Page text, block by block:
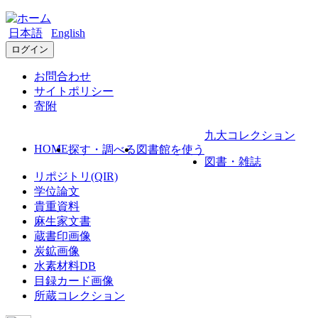
日本語 English
ログイン
お問合わせ
サイトポリシー
寄附
HOME探す・調べる 図書館を使う
九大コレクション
図書・雑誌
リポジトリ(QIR)
学位論文
貴重資料
麻生家文書
蔵書印画像
炭鉱画像
水素材料DB
目録カード画像
所蔵コレクション